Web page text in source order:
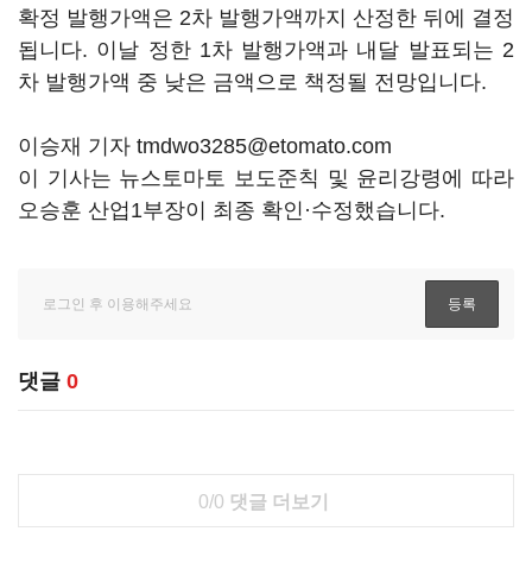
확정 발행가액은 2차 발행가액까지 산정한 뒤에 결정
됩니다. 이날 정한 1차 발행가액과 내달 발표되는 2
차 발행가액 중 낮은 금액으로 책정될 전망입니다.
이승재 기자 tmdwo3285@etomato.com
이 기사는 뉴스토마토 보도준칙 및 윤리강령에 따라
오승훈 산업1부장이 최종 확인·수정했습니다.
댓글 0
0/0 댓글 더보기